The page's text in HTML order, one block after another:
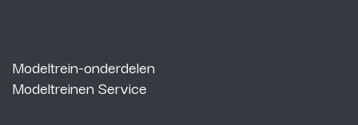
Modeltrein-onderdelen
Modeltreinen Service